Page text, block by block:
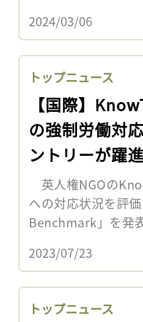
2024/03/06
トップニュース
【国際】
の強制労働対
ントリーが躍進
英人権NGOの
への対応状況を評
Benchmark」を発
2023/07/23
トップニュース